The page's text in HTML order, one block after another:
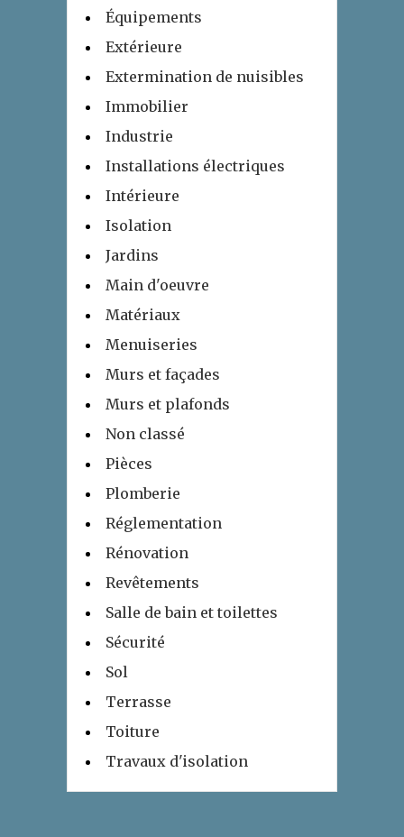
Équipements
Extérieure
Extermination de nuisibles
Immobilier
Industrie
Installations électriques
Intérieure
Isolation
Jardins
Main d'oeuvre
Matériaux
Menuiseries
Murs et façades
Murs et plafonds
Non classé
Pièces
Plomberie
Réglementation
Rénovation
Revêtements
Salle de bain et toilettes
Sécurité
Sol
Terrasse
Toiture
Travaux d'isolation